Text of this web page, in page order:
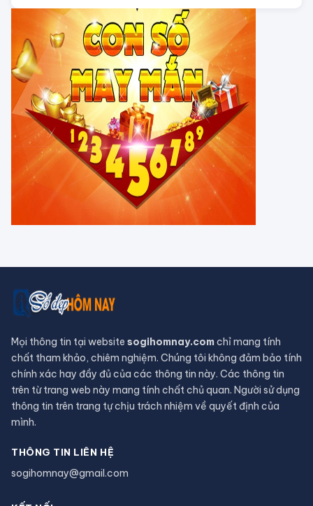
Tử vi hôm nay, xem tử vi 12 con giáp
hôm nay ngày 5/8/2026: Tuổi Thân
công việc cần kiên nhẫn
Tử vi 12 cung hoàng đạo Thứ Sáu
ngày 31/7/2026: Song Tử tràn đầy
năng lượng
Tử vi hôm nay, xem tử vi 12 con giáp
hôm nay ngày 31/7/2026: Tuổi Tỵ
công việc thịnh vượng
Tử vi tháng 8/2026 tuổi Thân âm
lịch: Tài chính dồi dào, khôn ngoan
Tháng 7 Cô hồn đâu chỉ có vận xui,
dễ dàng phát tài
Vì sao 4 lờI tiên tri của ngườI Maya
đều ứng nghiệm, chỉ có ngày tận thế
là vô hiệu?
Hồ nước đỏ ở Tanzania sở hữu siêu
năng lực hoá đá phần lớn các sinh
vật